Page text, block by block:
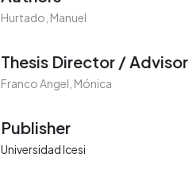
Hurtado, Manuel
Thesis Director / Advisor
Franco Angel, Mónica
Publisher
Universidad Icesi